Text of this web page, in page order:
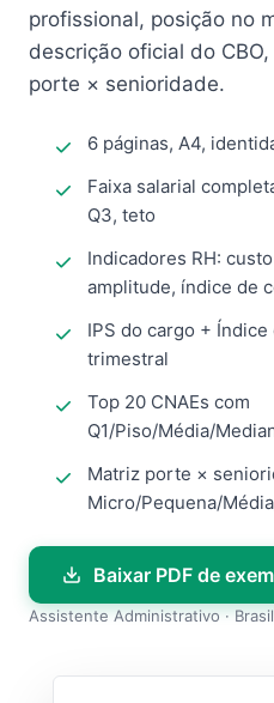
profissional, posição no
descrição oficial do
porte × senioridade.
6 páginas, A4,
Faixa salarial
Q3, teto
Indicadores RH:
amplitude, índice de
IPS do cargo +
trimestral
Top 20 CNAEs com
Q1/Piso/Média/
Matriz porte ×
Micro/Pequena/
Baixar PDF de
Assistente Administrativo ·